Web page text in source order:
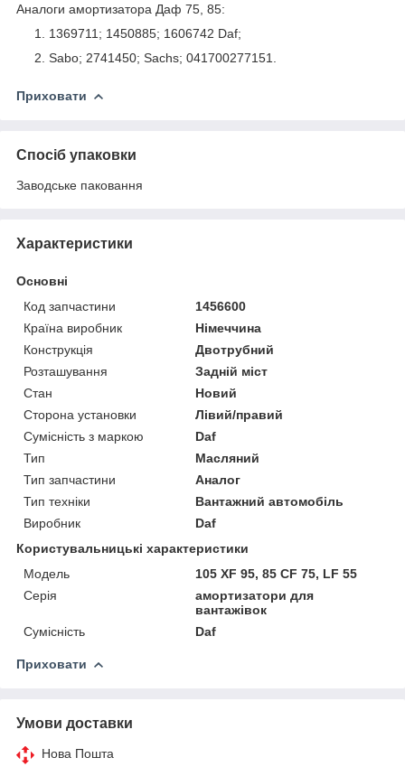
Аналоги амортизатора Даф 75, 85:
1369711; 1450885; 1606742 Daf;
Sabo; 2741450; Sachs; 041700277151.
Приховати
Спосіб упаковки
Заводське паковання
Характеристики
Основні
Код запчастини
1456600
Країна виробник
Німеччина
Конструкція
Двотрубний
Розташування
Задній міст
Стан
Новий
Сторона установки
Лівий/правий
Сумісність з маркою
Daf
Тип
Масляний
Тип запчастини
Аналог
Тип техніки
Вантажний автомобіль
Виробник
Daf
Користувальницькі характеристики
Мoдель
105 XF 95, 85 CF 75, LF 55
Серія
амортизатори для
вантажівок
Сумісність
Daf
Приховати
Умови доставки
Нова Пошта